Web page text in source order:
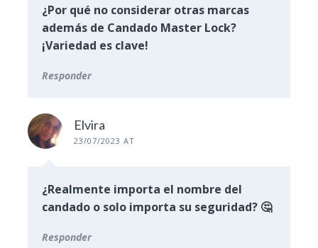
¿Por qué no considerar otras marcas
además de Candado Master Lock?
¡Variedad es clave!
Responder
Elvira
23/07/2023 AT
¿Realmente importa el nombre del
candado o solo importa su seguridad? 🤔
Responder